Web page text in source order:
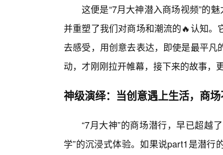
这便是“7月大神潜入商场视频”的
并重塑了我们对商场和潮流的🔥认知
去感受，用创意去表达，即使是最平
动，才刚刚拉开帷幕，接下来的故事，
神级演绎：当创意遇上生活，商
“7月大神”的商场潜行，早已超越
学”的沉浸式体验。如果说part1是潜行